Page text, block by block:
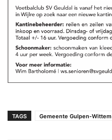
TAGS Gemeente Gulpen-Wittem